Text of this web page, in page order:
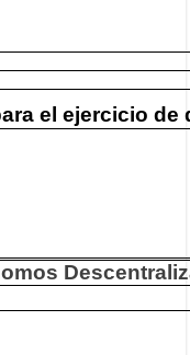
el ejercicio de